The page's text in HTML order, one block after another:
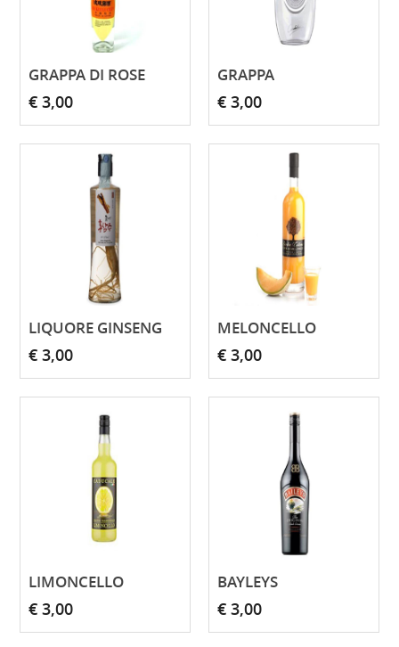
GRAPPA DI ROSE
€ 3,00
GRAPPA
€ 3,00
LIQUORE GINSENG
€ 3,00
MELONCELLO
€ 3,00
LIMONCELLO
€ 3,00
BAYLEYS
€ 3,00